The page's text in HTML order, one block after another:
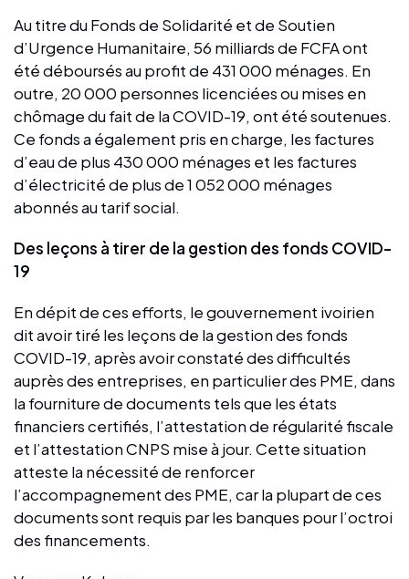
Au titre du Fonds de Solidarité et de Soutien
d’Urgence Humanitaire, 56 milliards de FCFA ont
été déboursés au profit de 431 000 ménages. En
outre, 20 000 personnes licenciées ou mises en
chômage du fait de la COVID-19, ont été soutenues.
Ce fonds a également pris en charge, les factures
d’eau de plus 430 000 ménages et les factures
d’électricité de plus de 1 052 000 ménages
abonnés au tarif social.
Des leçons à tirer de la gestion des fonds COVID-
19
En dépit de ces efforts, le gouvernement ivoirien
dit avoir tiré les leçons de la gestion des fonds
COVID-19, après avoir constaté des difficultés
auprès des entreprises, en particulier des PME, dans
la fourniture de documents tels que les états
financiers certifiés, l’attestation de régularité fiscale
et l’attestation CNPS mise à jour. Cette situation
atteste la nécessité de renforcer
l’accompagnement des PME, car la plupart de ces
documents sont requis par les banques pour l’octroi
des financements.